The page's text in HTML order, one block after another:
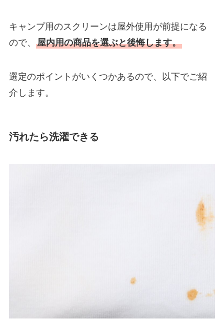
キャンプ用のスクリーンは屋外使用が前提になる
ので、 屋内用の商品を選ぶと後悔します。
選定のポイントがいくつかあるので、以下でご紹
介します。
汚れたら洗濯できる